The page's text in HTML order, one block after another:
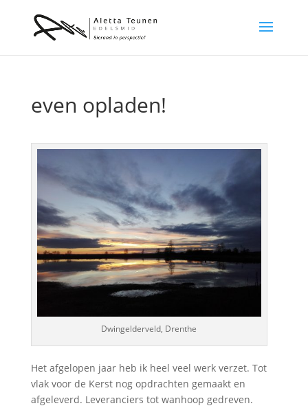
even opladen!
Dwingelderveld, Drenthe
Het afgelopen jaar heb ik heel veel werk verzet. Tot
vlak voor de Kerst nog opdrachten gemaakt en
afgeleverd. Leveranciers tot wanhoop gedreven.